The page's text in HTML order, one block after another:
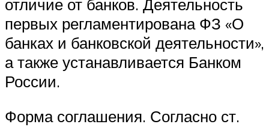
отличие от банков. Деятельность
первых регламентирована ФЗ «О
банках и банковской деятельности»,
а также устанавливается Банком
России.
Форма соглашения. Согласно ст.